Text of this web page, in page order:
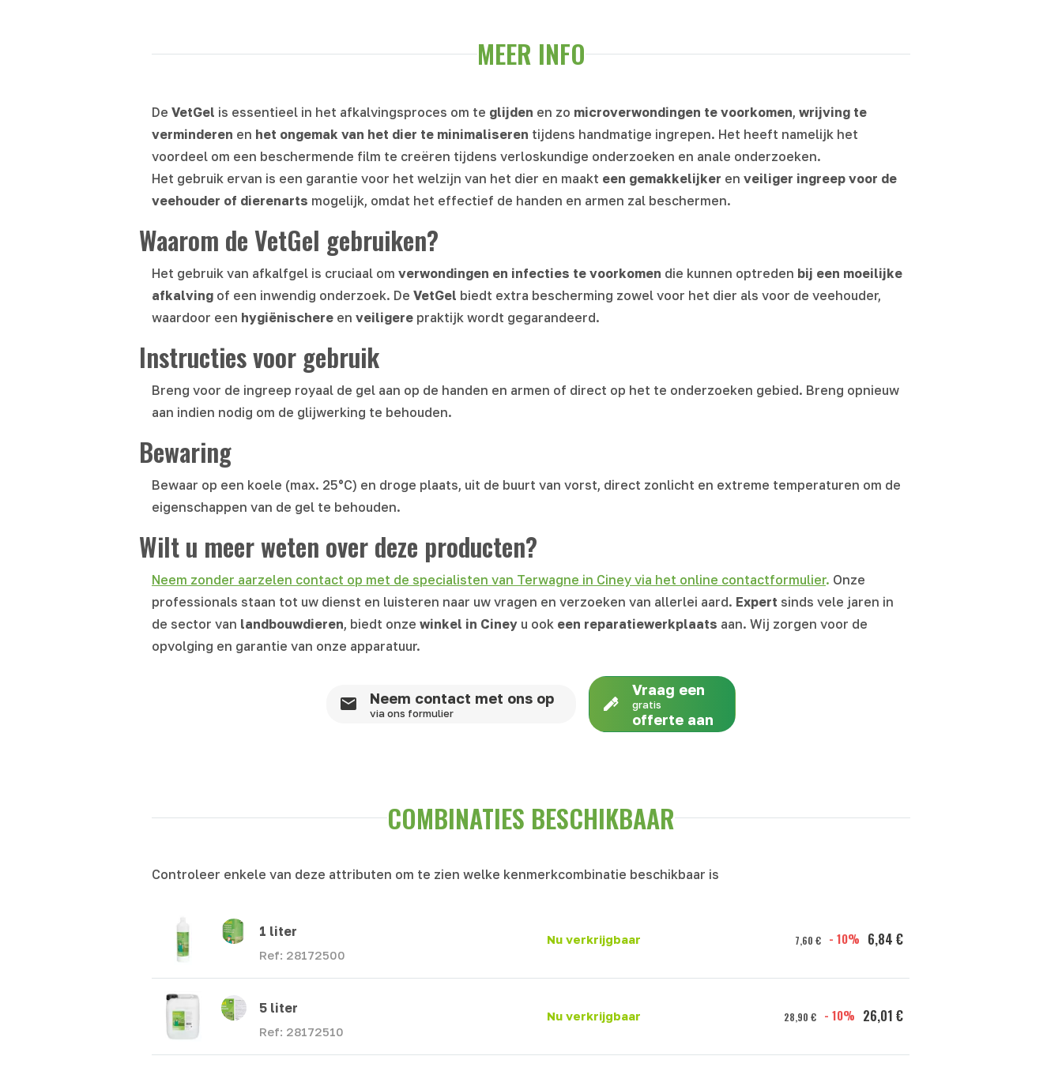
MEER INFO
De VetGel is essentieel in het afkalvingsproces om te glijden en zo microverwondingen te voorkomen, wrijving te
verminderen en het ongemak van het dier te minimaliseren tijdens handmatige ingrepen. Het heeft namelijk het
voordeel om een beschermende film te creëren tijdens verloskundige onderzoeken en anale onderzoeken.
Het gebruik ervan is een garantie voor het welzijn van het dier en maakt een gemakkelijker en veiliger ingreep voor de
veehouder of dierenarts mogelijk, omdat het effectief de handen en armen zal beschermen.
Waarom de VetGel gebruiken?
Het gebruik van afkalfgel is cruciaal om verwondingen en infecties te voorkomen die kunnen optreden bij een moeilijke
afkalving of een inwendig onderzoek. De VetGel biedt extra bescherming zowel voor het dier als voor de veehouder,
waardoor een hygiënischere en veiligere praktijk wordt gegarandeerd.
Instructies voor gebruik
Breng voor de ingreep royaal de gel aan op de handen en armen of direct op het te onderzoeken gebied. Breng opnieuw
aan indien nodig om de glijwerking te behouden.
Bewaring
Bewaar op een koele (max. 25°C) en droge plaats, uit de buurt van vorst, direct zonlicht en extreme temperaturen om de
eigenschappen van de gel te behouden.
Wilt u meer weten over deze producten?
Neem zonder aarzelen contact op met de specialisten van Terwagne in Ciney via het online contactformulier. Onze
professionals staan tot uw dienst en luisteren naar uw vragen en verzoeken van allerlei aard. Expert sinds vele jaren in
de sector van landbouwdieren, biedt onze winkel in Ciney u ook een reparatiewerkplaats aan. Wij zorgen voor de
opvolging en garantie van onze apparatuur.
Neem contact met ons op
via ons formulier
Vraag een
gratis
offerte aan
COMBINATIES BESCHIKBAAR
Controleer enkele van deze attributen om te zien welke kenmerkcombinatie beschikbaar is
1 liter
Ref: 28172500
Nu verkrijgbaar 7,60 € - 10% 6,84 €
5 liter
Ref: 28172510
Nu verkrijgbaar 28,90 € - 10% 26,01 €